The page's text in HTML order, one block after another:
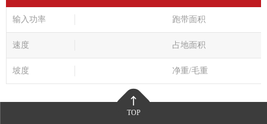
输入功率 跑带面积
速度 占地面积
坡度 净重/毛重
TOP